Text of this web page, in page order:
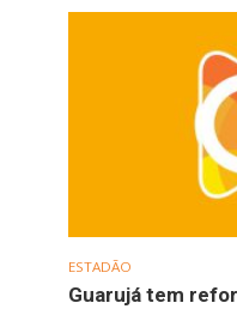
ESTADÃO
Guarujá tem